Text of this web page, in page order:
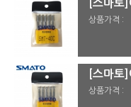
상품가격 :
상품가격 :